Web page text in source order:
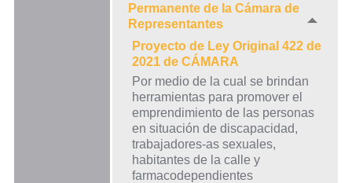
Permanente de la Cámara de
Representantes
Proyecto de Ley Original 422 de
2021 de CÁMARA
Por medio de la cual se brindan
herramientas para promover el
emprendimiento de las personas
en situación de discapacidad,
trabajadores-as sexuales,
habitantes de la calle y
farmacodependientes